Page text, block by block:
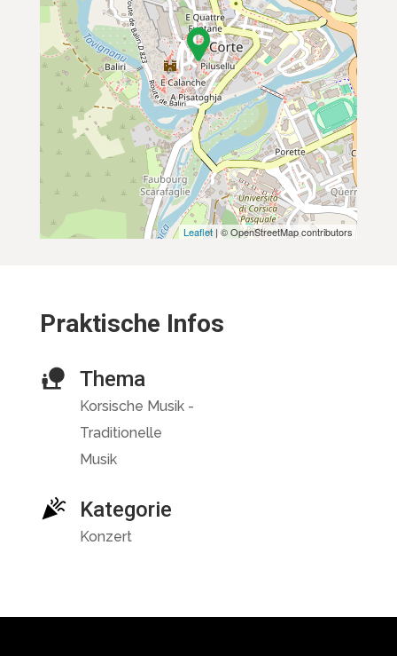
Leaflet| © OpenStreetMap contributors
Praktische Infos
Thema
Korsische Musik -
Traditionelle
Musik
Kategorie
Konzert